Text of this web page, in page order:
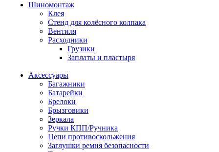
Шиномонтаж
Клея
Стенд для колёсного колпака
Вентиля
Расходники
Грузики
Заплаты и пластыря
Аксессуары
Багажники
Батарейки
Брелоки
Брызговики
Зеркала
Ручки КПП/Ручника
Цепи противоскольжения
Заглушки ремня безопасности